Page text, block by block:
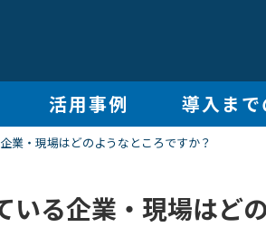
活用事例 導入ま
業・現場はどのようなところですか？
る企業・現場はど